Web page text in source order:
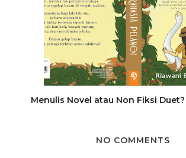
Menulis Novel atau Non Fiksi
NO COMMENTS